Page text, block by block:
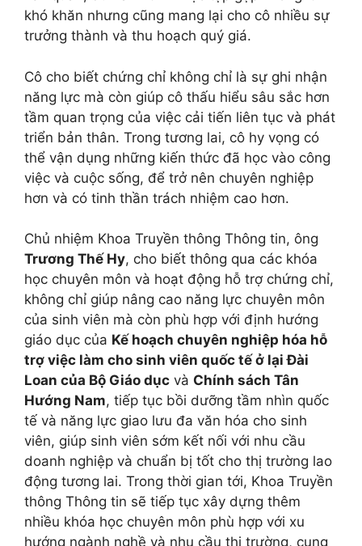
khó khăn nhưng cũng mang lại cho cô nhiều sự
trưởng thành và thu hoạch quý giá.
Cô cho biết chứng chỉ không chỉ là sự ghi nhận
năng lực mà còn giúp cô thấu hiểu sâu sắc hơn
tầm quan trọng của việc cải tiến liên tục và phát
triển bản thân. Trong tương lai, cô hy vọng có
thể vận dụng những kiến thức đã học vào công
việc và cuộc sống, để trở nên chuyên nghiệp
hơn và có tinh thần trách nhiệm cao hơn.
Chủ nhiệm Khoa Truyền thông Thông tin, ông
Trương Thế Hy, cho biết thông qua các khóa
học chuyên môn và hoạt động hỗ trợ chứng chỉ,
không chỉ giúp nâng cao năng lực chuyên môn
của sinh viên mà còn phù hợp với định hướng
giáo dục của Kế hoạch chuyên nghiệp hóa hỗ
trợ việc làm cho sinh viên quốc tế ở lại Đài
Loan của Bộ Giáo dục và Chính sách Tân
Hướng Nam, tiếp tục bồi dưỡng tầm nhìn quốc
tế và năng lực giao lưu đa văn hóa cho sinh
viên, giúp sinh viên sớm kết nối với nhu cầu
doanh nghiệp và chuẩn bị tốt cho thị trường lao
động tương lai. Trong thời gian tới, Khoa Truyền
thông Thông tin sẽ tiếp tục xây dựng thêm
nhiều khóa học chuyên môn phù hợp với xu
hướng ngành nghề và nhu cầu thị trường, cung